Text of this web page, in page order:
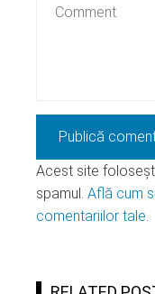
Acest site
spamul. Află cum
comentariilor tale.